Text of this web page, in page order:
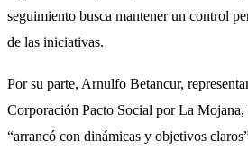
seguimiento busca mantener un control
de las iniciativas.
Por su parte, Arnulfo Betancur,
Corporación Pacto Social por La